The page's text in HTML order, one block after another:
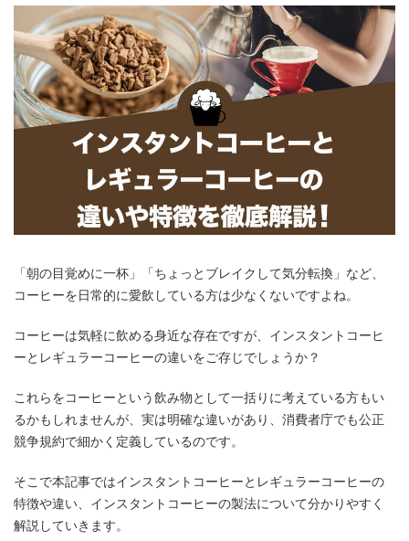
「朝の目覚めに一杯」「ちょっとブレイクして気分転換」など、
コーヒーを日常的に愛飲している方は少なくないですよね。
コーヒーは気軽に飲める身近な存在ですが、インスタントコーヒ
ーとレギュラーコーヒーの違いをご存じでしょうか？
これらをコーヒーという飲み物として一括りに考えている方もい
るかもしれませんが、実は明確な違いがあり、消費者庁でも公正
競争規約で細かく定義しているのです。
そこで本記事ではインスタントコーヒーとレギュラーコーヒーの
特徴や違い、インスタントコーヒーの製法について分かりやすく
解説していきます。